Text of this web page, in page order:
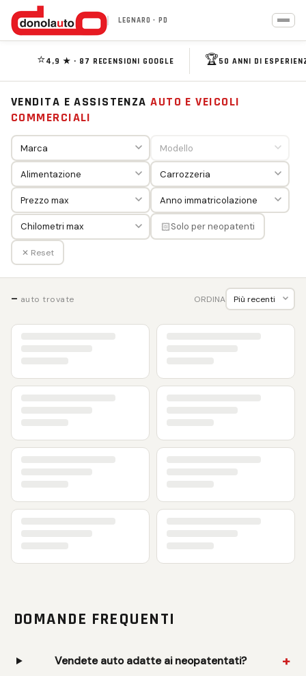
LEGNARO · PD
⭐4,9 ★ · 87 RECENSIONI GOOGLE 🏆50 ANNI DI
VENDITA E ASSISTENZAAUTO E VEICOLI
COMMERCIALI
🏻Solo per neopatenti
✕ Reset
— auto trovate ORDINA
DOMANDE FREQUENTI
Vendete auto adatte ai neopatentati?